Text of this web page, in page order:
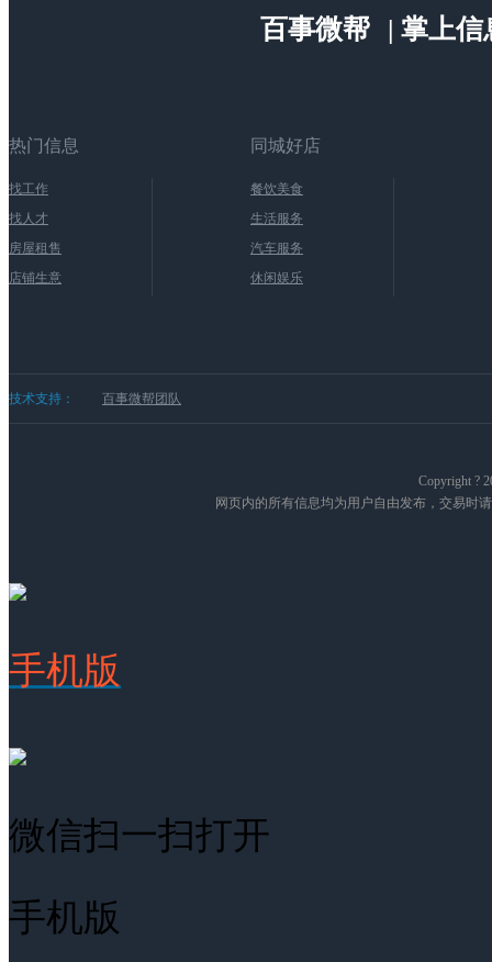
百事微帮 | 掌上
热门信息
找工作
找人才
房屋租售
店铺生意
同城好店
餐饮美食
生活服务
汽车服务
休闲娱乐
技术支持： 百事微帮团队
Copyright ?
网页内的所有信息均为用户自由发布，交易时
手机版
微信扫一扫打开
手机版